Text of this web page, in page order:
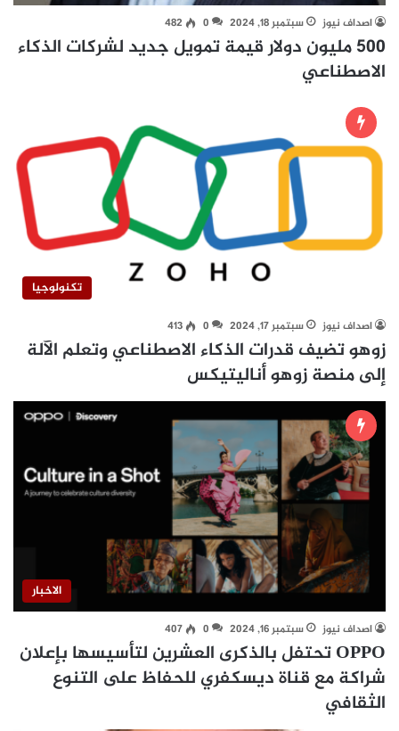
اصداف نيوز سبتمبر 18, 2024 0
482
500 مليون دولار قيمة تمويل جديد لشركات الذكاء
الاصطناعي
تكنولوجيا
اصداف نيوز سبتمبر 17, 2024 0
413
زوهو تضيف قدرات الذكاء الاصطناعي وتعلم الآلة
إلى منصة زوهو أناليتيكس
الاخبار
اصداف نيوز سبتمبر 16, 2024 0
407
OPPO تحتفل بالذكرى العشرين لتأسيسها بإعلان
شراكة مع قناة ديسكفري للحفاظ على التنوع
الثقافي